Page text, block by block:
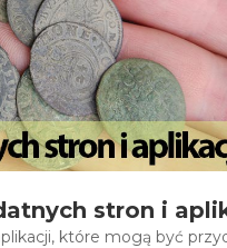
stron i
które mogą być